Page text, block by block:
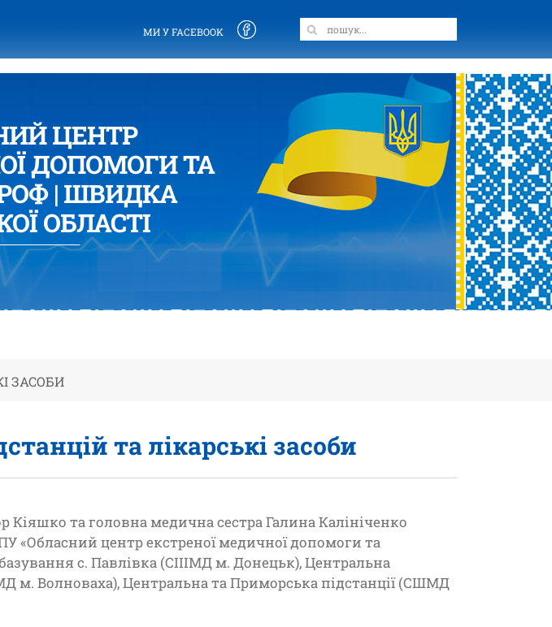
МИ У FACEBOOK
ЦЕНТР
ДОПОМОГИ ТА
| ШВИДКА
ОБЛАСТІ
ЗАСОБИ
та лікарські засоби
Кіяшко та головна медична сестра Галина Калініченко
«Обласний центр екстреної медичної допомоги та
с. Павлівка (СІІІМД м. Донецьк), Центральна
м. Волноваха), Центральна та Приморська підстанції (СШМД